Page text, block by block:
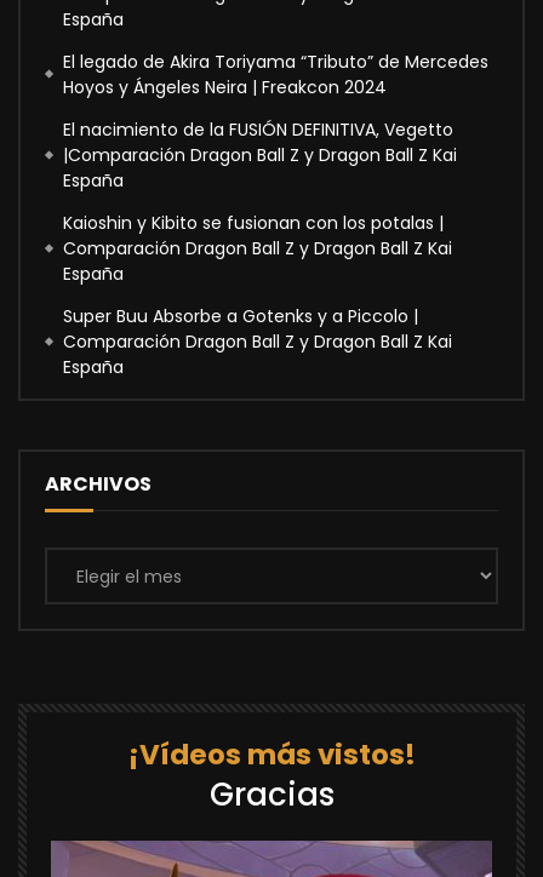
España
El legado de Akira Toriyama “Tributo” de Mercedes
Hoyos y Ángeles Neira | Freakcon 2024
El nacimiento de la FUSIÓN DEFINITIVA, Vegetto
|Comparación Dragon Ball Z y Dragon Ball Z Kai
España
Kaioshin y Kibito se fusionan con los potalas |
Comparación Dragon Ball Z y Dragon Ball Z Kai
España
Super Buu Absorbe a Gotenks y a Piccolo |
Comparación Dragon Ball Z y Dragon Ball Z Kai
España
ARCHIVOS
Archivos
¡Vídeos más vistos!
Gracias